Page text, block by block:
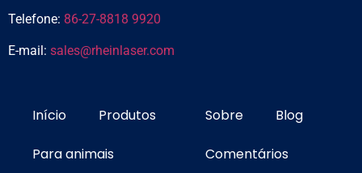
Telefone: 86-27-8818 9920
E-mail: sales@rheinlaser.com
Início Produtos
Para animais
Sobre Blog
Comentários